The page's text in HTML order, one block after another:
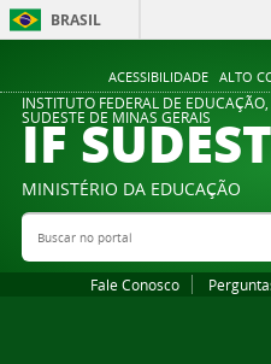
ACESSIBILIDADE ALTO
BRASIL
INSTITUTO FEDERAL DE
SUDESTE DE MINAS GERAIS
IF
MINISTÉRIO DA EDUCAÇÃO
Buscar no portal
Fale Conosco